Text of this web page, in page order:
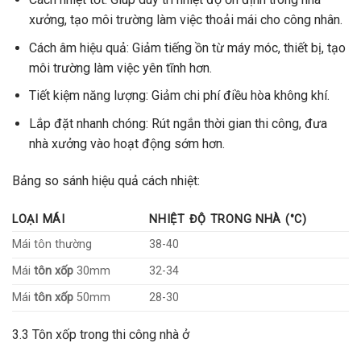
xưởng, tạo môi trường làm việc thoải mái cho công nhân.
Cách âm hiệu quả: Giảm tiếng ồn từ máy móc, thiết bị, tạo
môi trường làm việc yên tĩnh hơn.
Tiết kiệm năng lượng: Giảm chi phí điều hòa không khí.
Lắp đặt nhanh chóng: Rút ngắn thời gian thi công, đưa
nhà xưởng vào hoạt động sớm hơn.
Bảng so sánh hiệu quả cách nhiệt:
LOẠI MÁI
NHIỆT ĐỘ TRONG NHÀ (°C)
Mái tôn thường
38-40
Mái tôn xốp 30mm
32-34
Mái tôn xốp 50mm 28-30
3.3 Tôn xốp trong thi công nhà ở